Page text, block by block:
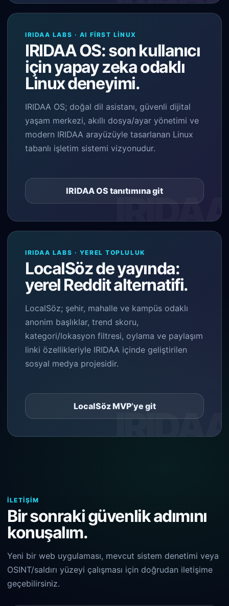
IRIDAA LABS · AI FIRST LINUX
IRIDAA OS: son kullanıcı
için yapay zeka odaklı
Linux deneyimi.
IRIDAA OS; doğal dil asistanı, güvenli dijital
yaşam merkezi, akıllı dosya/ayar yönetimi ve
modern IRIDAA arayüzüyle tasarlanan Linux
tabanlı işletim sistemi vizyonudur.
IRIDAA OS tanıtımına git
IRIDAA LABS · YEREL TOPLULUK
LocalSöz de yayında:
yerel Reddit alternatifi.
LocalSöz; şehir, mahalle ve kampüs odaklı
anonim başlıklar, trend skoru,
kategori/lokasyon filtresi, oylama ve paylaşım
linki özellikleriyle IRIDAA içinde geliştirilen
sosyal medya projesidir.
LocalSöz MVP’ye git
İLETIŞIM
Bir sonraki güvenlik adımını
konuşalım.
Yeni bir web uygulaması, mevcut sistem denetimi veya
OSINT/saldırı yüzeyi çalışması için doğrudan iletişime
geçebilirsiniz.